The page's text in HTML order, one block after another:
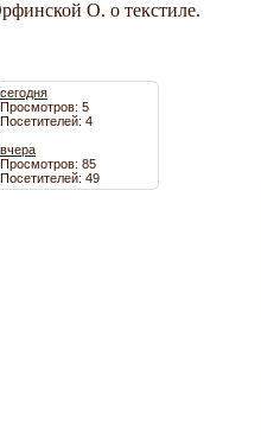
О. о текстиле.
сегодня
Просмотров: 5
Посетителей: 4
вчера
Просмотров: 85
Посетителей: 49